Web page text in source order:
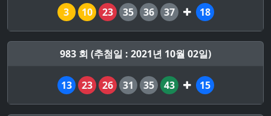
3 10 23 35 36 37 18
983 회 (추첨일 : 2021년 10월 02일)
13 23 26 31 35 43 15